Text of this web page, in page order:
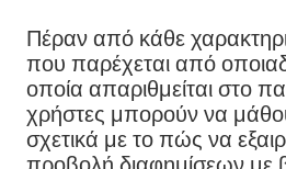
Πέραν από κάθε
που παρέχεται από
οποία απαριθμείται στο
χρήστες μπορούν να
σχετικά με το πώς να